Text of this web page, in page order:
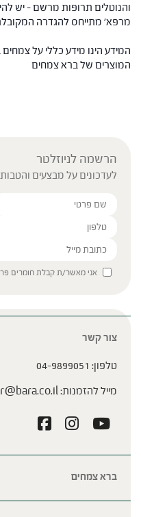
והנוטלים תרופות מרשם – יש
מרפא' מתייחס להגדרה
המידע הינו מידע כללי על צמחים
המוצרים של ברא צמחים
הרשמה לניוזלטר
לעדכונים על מבצעים
Please leave this field empty.
אני מאשר/ת קבלת חומרים
ברא צמחים
צור קשר
טלפון: 04-9899051
מייל להזמנות: